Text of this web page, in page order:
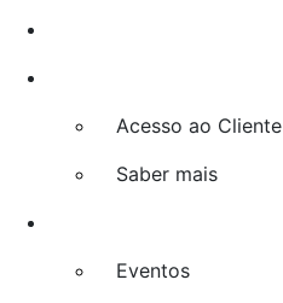
Acesso ao Cliente
Saber mais
Eventos